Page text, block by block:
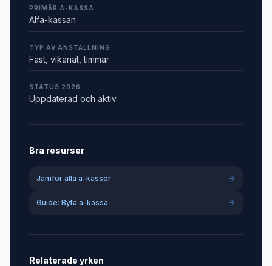
PRIMÄR A-KASSA
Alfa-kassan
TYP AV ANSTÄLLNING
Fast, vikariat, timmar
STATUS 2026
Uppdaterad och aktiv
Bra resurser
Jämför alla a-kassor
Guide: Byta a-kassa
Relaterade yrken